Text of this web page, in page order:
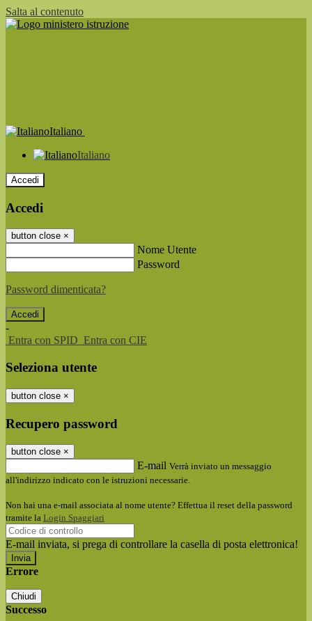
Salta al contenuto
Italiano
Italiano
Accedi
Accedi
button close ×
Nome Utente
Password
Password dimenticata?
-
Entra con SPID Entra con CIE
Seleziona utente
button close ×
Recupero password
button close ×
E-mail Verrà inviato un messaggio
all'indirizzo indicato con le istruzioni necessarie.
Non hai una e-mail associata al nome utente? Effettua il reset della password
tramite la Login Spaggiari
E-mail inviata, si prega di controllare la casella di posta elettronica!
Errore
Chiudi
Successo